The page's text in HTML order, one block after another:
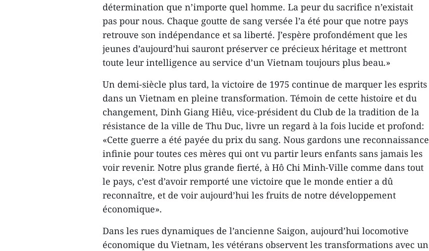
détermination que n’importe quel homme. La peur du sacrifice n’existait
pas pour nous. Chaque goutte de sang versée l’a été pour que notre pays
retrouve son indépendance et sa liberté. J’espère profondément que les
jeunes d’aujourd’hui sauront préserver ce précieux héritage et mettront
toute leur intelligence au service d’un Vietnam toujours plus beau.»
Un demi-siècle plus tard, la victoire de 1975 continue de marquer les esprits
dans un Vietnam en pleine transformation. Témoin de cette histoire et du
changement, Dinh Giang Hiêu, vice-président du Club de la tradition de la
résistance de la ville de Thu Duc, livre un regard à la fois lucide et profond:
«Cette guerre a été payée du prix du sang. Nous gardons une reconnaissance
infinie pour toutes ces mères qui ont vu partir leurs enfants sans jamais les
voir revenir. Notre plus grande fierté, à Hô Chi Minh-Ville comme dans tout
le pays, c’est d’avoir remporté une victoire que le monde entier a dû
reconnaître, et de voir aujourd’hui les fruits de notre développement
économique».
Dans les rues dynamiques de l’ancienne Saigon, aujourd’hui locomotive
économique du Vietnam, les vétérans observent les transformations avec un